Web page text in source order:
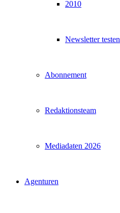
2010
Newsletter testen
Abonnement
Redaktionsteam
Mediadaten 2026
Agenturen